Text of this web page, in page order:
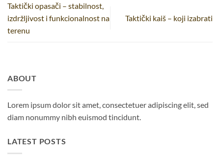
Taktički opasači – stabilnost,
izdržljivost i funkcionalnost na
terenu
Taktički kaiš – koji izabrati
ABOUT
Lorem ipsum dolor sit amet, consectetuer adipiscing elit, sed
diam nonummy nibh euismod tincidunt.
LATEST POSTS